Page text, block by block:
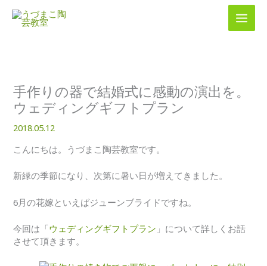
手作りの器で結婚式に感動の演出を。
ウェディングギフトプラン
2018.05.12
こんにちは。うづまこ陶芸教室です。
新緑の季節になり、次第に暑い日が増えてきました。
6月の花嫁といえばジューンブライドですね。
今回は「ウェディングギフトプラン 」について詳しくお話
させて頂きます。